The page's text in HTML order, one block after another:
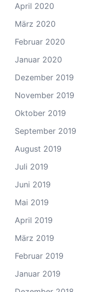
April 2020
März 2020
Februar 2020
Januar 2020
Dezember 2019
November 2019
Oktober 2019
September 2019
August 2019
Juli 2019
Juni 2019
Mai 2019
April 2019
März 2019
Februar 2019
Januar 2019